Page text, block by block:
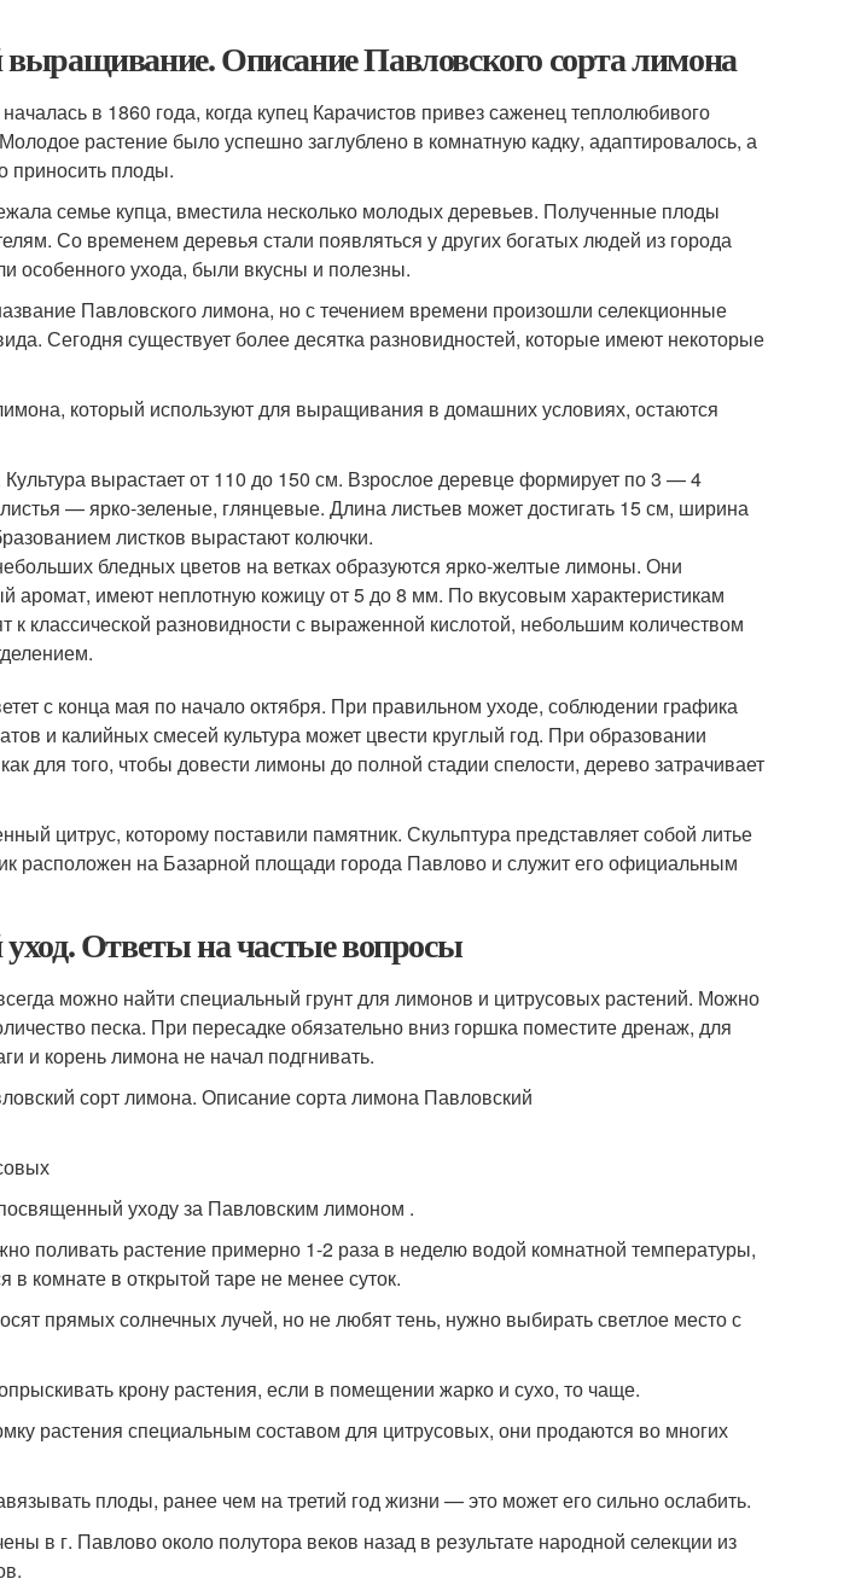
Описание Павловского сорта лимона
в 1860 года, когда купец Карачистов привез саженец теплолюбивого
растение было успешно заглублено в комнатную кадку, адаптировалось, а
приносить плоды.
семье купца, вместила несколько молодых деревьев. Полученные плоды
Со временем деревья стали появляться у других богатых людей из города
особенного ухода, были вкусны и полезны.
Павловского лимона, но с течением времени произошли селекционные
Сегодня существует более десятка разновидностей, которые имеют некоторые
который используют для выращивания в домашних условиях, остаются
вырастает от 110 до 150 см. Взрослое деревце формирует по 3 — 4
— ярко-зеленые, глянцевые. Длина листьев может достигать 15 см, ширина
листков вырастают колючки.
бледных цветов на ветках образуются ярко-желтые лимоны. Они
аромат, имеют неплотную кожицу от 5 до 8 мм. По вкусовым характеристикам
к классической разновидности с выраженной кислотой, небольшим количеством
с конца мая по начало октября. При правильном уходе, соблюдении графика
и калийных смесей культура может цвести круглый год. При образовании
для того, чтобы довести лимоны до полной стадии спелости, дерево затрачивает
цитрус, которому поставили памятник. Скульптура представляет собой литье
расположен на Базарной площади города Павлово и служит его официальным
Ответы на частые вопросы
можно найти специальный грунт для лимонов и цитрусовых растений. Можно
песка. При пересадке обязательно вниз горшка поместите дренаж, для
и корень лимона не начал подгнивать.
уходу за Павловским лимоном .
поливать растение примерно 1-2 раза в неделю водой комнатной температуры,
в комнате в открытой таре не менее суток.
прямых солнечных лучей, но не любят тень, нужно выбирать светлое место с
крону растения, если в помещении жарко и сухо, то чаще.
растения специальным составом для цитрусовых, они продаются во многих
плоды, ранее чем на третий год жизни — это может его сильно ослабить.
в г. Павлово около полутора веков назад в результате народной селекции из